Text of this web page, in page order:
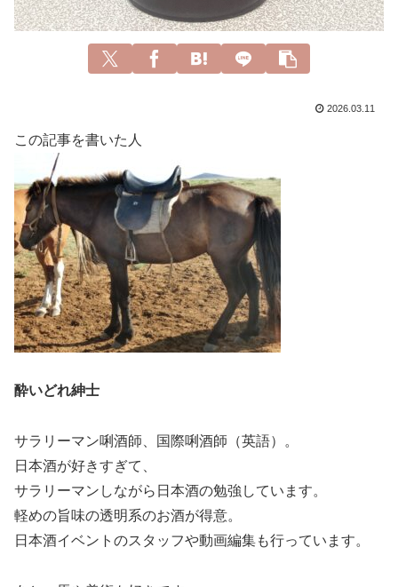
2026.03.11
この記事を書いた人
酔いどれ紳士
サラリーマン唎酒師、国際唎酒師（英語）。
日本酒が好きすぎて、
サラリーマンしながら日本酒の勉強しています。
軽めの旨味の透明系のお酒が得意。
日本酒イベントのスタッフや動画編集も行っています。